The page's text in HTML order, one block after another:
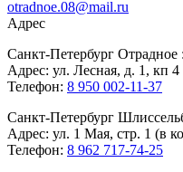
otradnoe.08@mail.ru
Адрес
Санкт-Петербург Отрадное :
Адрес: ул. Лесная, д. 1, кп 4
Телефон: 8 950 002-11-37
Санкт-Петербург
Адрес: ул. 1 Мая, стр. 1 (в
Телефон: 8 962 717-74-25